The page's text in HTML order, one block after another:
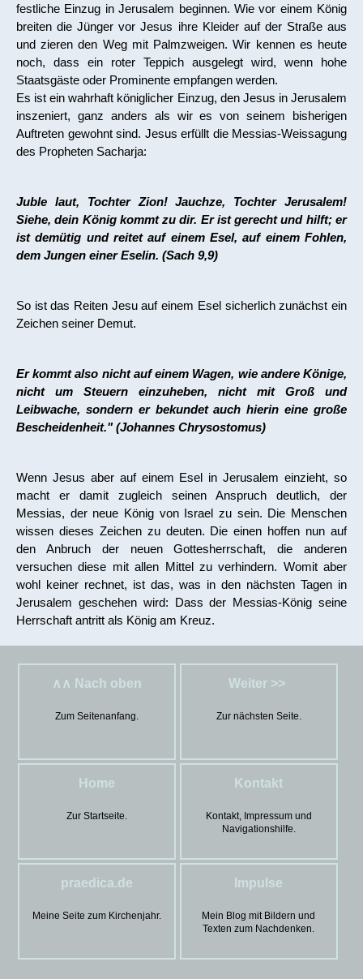
festliche Einzug in Jerusalem beginnen. Wie vor einem König
breiten die Jünger vor Jesus ihre Kleider auf der Straße aus
und zieren den Weg mit Palmzweigen. Wir kennen es heute
noch, dass ein roter Teppich ausgelegt wird, wenn hohe
Staatsgäste oder Prominente empfangen werden.
Es ist ein wahrhaft königlicher Einzug, den Jesus in Jerusalem
inszeniert, ganz anders als wir es von seinem bisherigen
Auftreten gewohnt sind. Jesus erfüllt die Messias-Weissagung
des Propheten Sacharja:
Juble laut, Tochter Zion! Jauchze, Tochter Jerusalem!
Siehe, dein König kommt zu dir. Er ist gerecht und hilft; er
ist demütig und reitet auf einem Esel, auf einem Fohlen,
dem Jungen einer Eselin. (Sach 9,9)
So ist das Reiten Jesu auf einem Esel sicherlich zunächst ein
Zeichen seiner Demut.
Er kommt also nicht auf einem Wagen, wie andere Könige,
nicht um Steuern einzuheben, nicht mit Groß und
Leibwache, sondern er bekundet auch hierin eine große
Bescheidenheit." (Johannes Chrysostomus)
Wenn Jesus aber auf einem Esel in Jerusalem einzieht, so
macht er damit zugleich seinen Anspruch deutlich, der
Messias, der neue König von Israel zu sein. Die Menschen
wissen dieses Zeichen zu deuten. Die einen hoffen nun auf
den Anbruch der neuen Gottesherrschaft, die anderen
versuchen diese mit allen Mittel zu verhindern. Womit aber
wohl keiner rechnet, ist das, was in den nächsten Tagen in
Jerusalem geschehen wird: Dass der Messias-König seine
Herrschaft antritt als König am Kreuz.
∧∧ Nach oben
Zum Seitenanfang.
Weiter >>
Zur nächsten Seite.
Home
Zur Startseite.
Kontakt
Kontakt, Impressum und
Navigationshilfe.
praedica.de
Meine Seite zum Kirchenjahr.
Impulse
Mein Blog mit Bildern und
Texten zum Nachdenken.